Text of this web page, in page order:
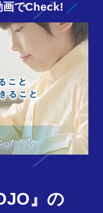
画でCheck!
』の